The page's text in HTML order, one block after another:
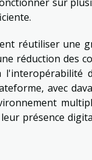
réutiliser une
réduction des
avec
présence